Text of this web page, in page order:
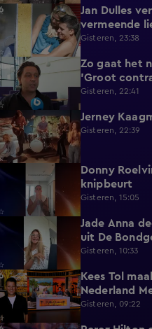
4:14
Jan Dulles
vermeende
Gisteren, 23:38
1:11
Zo gaat het
'Groot
Gisteren, 22:41
2:11 Jerney
Gisteren, 22:39
1:44
Donny
knipbeurt
Gisteren, 15:05
0:39
Jade Anna
uit De
Gisteren, 10:33
3:12
Kees Tol
Nederland
Gisteren, 09:22